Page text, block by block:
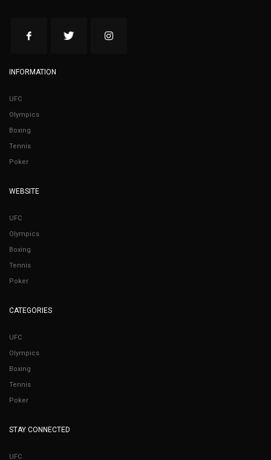
INFORMATION
UFC
Olympics
Boxing
Tennis
Poker
WEBSITE
UFC
Olympics
Boxing
Tennis
Poker
CATEGORIES
UFC
Olympics
Boxing
Tennis
Poker
STAY CONNECTED
UFC